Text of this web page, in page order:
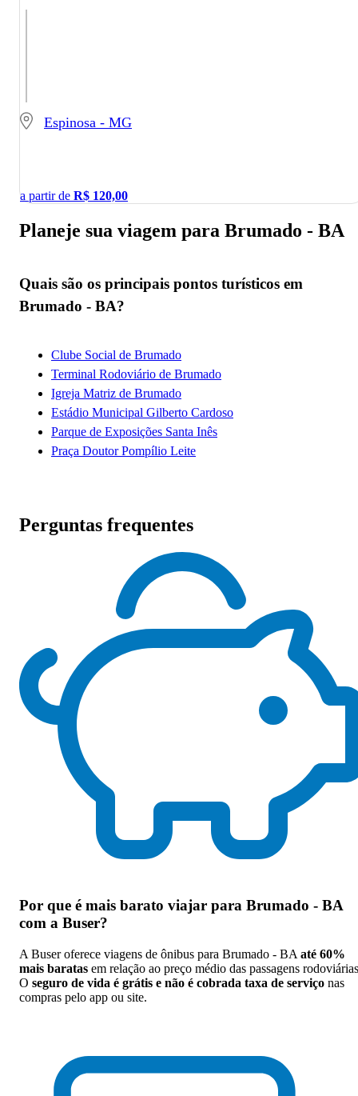
Espinosa - MG
a partir de R$ 120,00
Planeje sua viagem para Brumado - BA
Quais são os principais pontos turísticos em
Brumado - BA?
Clube Social de Brumado
Terminal Rodoviário de Brumado
Igreja Matriz de Brumado
Estádio Municipal Gilberto Cardoso
Parque de Exposições Santa Inês
Praça Doutor Pompílio Leite
Perguntas frequentes
Por que é mais barato viajar para Brumado - BA
com a Buser?
A Buser oferece viagens de ônibus para Brumado - BA até 60%
mais baratas em relação ao preço médio das passagens
O seguro de vida é grátis e não é cobrada taxa de serviço nas
compras pelo app ou site.